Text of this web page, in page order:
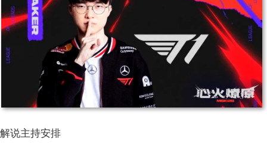
解说主持安排